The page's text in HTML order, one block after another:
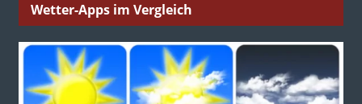
Wetter-Apps im Vergleich